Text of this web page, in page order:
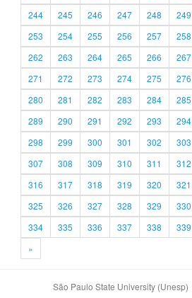
244
245 246 247 248 249
253
254 255 256 257 258
262
263 264 265 266 267
271
272 273 274 275 276
280
281 282 283 284 285
289
290 291 292 293 294
298
299 300 301 302 303
307
308 309 310 311 312
316
317 318 319 320 321
325
326 327 328 329 330
334
335 336 337 338 339
»
São Paulo State University (Unesp)